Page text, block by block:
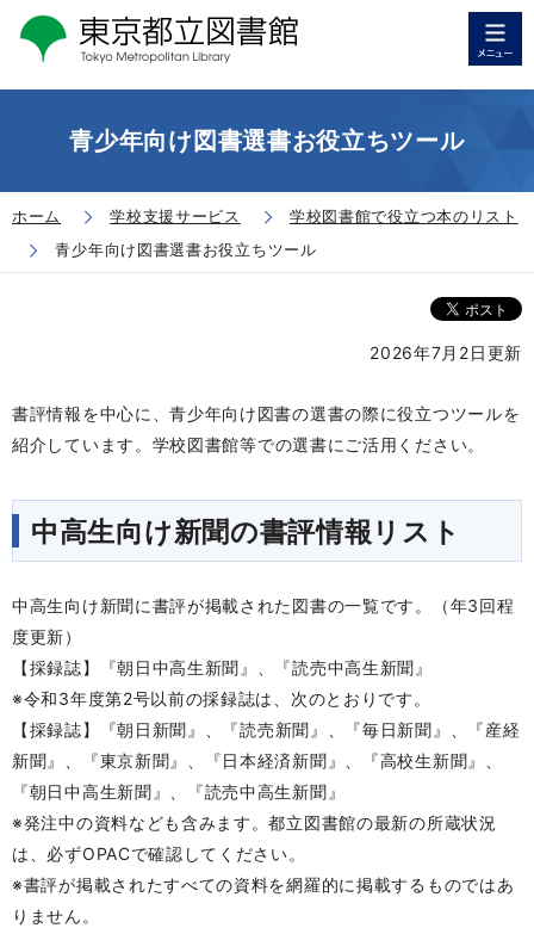
青少年向け図書選書お役立ちツール
ホーム 学校支援サービス
学校図書館で役立つ本のリスト
青少年向け図書選書お役立ちツール
2026年7月2日更新
書評情報を中心に、青少年向け図書の選書の際に役立つツールを
紹介しています。 学校図書館等での選書にご活用ください。
中高生向け新聞の書評情報リスト
中高生向け新聞に書評が掲載された図書の一覧です。（年3回程
度更新）
【採録誌】『朝日中高生新聞』、『読売中高生新聞』
※令和3年度第2号以前の採録誌は、次のとおりです。
【採録誌】『朝日新聞』、『読売新聞』、『毎日新聞』、『産経
新聞』、『東京新聞』、『日本経済新聞』、『高校生新聞』、
『朝日中高生新聞』、『読売中高生新聞』
※発注中の資料なども含みます。都立図書館の最新の所蔵状況
は、必ずOPACで確認してください。
※書評が掲載されたすべての資料を網羅的に掲載するものではあ
りません。